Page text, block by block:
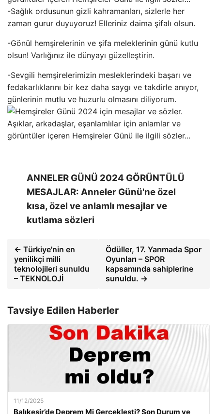
-Sağlık ordusunun gizli kahramanları, sizlerle her
zaman gurur duyuyoruz! Elleriniz daima şifalı olsun.
-Gönül hemşirelerinin ve şifa meleklerinin günü kutlu
olsun! Varlığınız ile dünyayı güzelleştirin.
-Sevgili hemşirelerimizin mesleklerindeki başarı ve
fedakarlıklarını bir kez daha saygı ve takdirle anıyor,
günlerinin mutlu ve huzurlu olmasını diliyorum.
ANNELER GÜNÜ 2024 GÖRÜNTÜLÜ
MESAJLAR: Anneler Günü'ne özel
kısa, özel ve anlamlı mesajlar ve
kutlama sözleri
← Türkiye'nin en
yenilikçi milli
teknolojileri sunuldu
– TEKNOLOJİ
Ödüller, 17. Yarımada Spor
Oyunları – SPOR
kapsamında sahiplerine
sunuldu. →
Tavsiye Edilen Haberler
11/12/2025
Balıkesir’de Deprem Mi Gerçekleşti? Son Durum ve